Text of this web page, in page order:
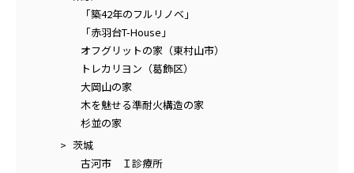
「築42年のフルリノベ」
「赤羽台T-House」
オフグリットの家（東村山市）
トレカリヨン（葛飾区）
大岡山の家
木を魅せる準耐火構造の家
杉並の家
茨城
古河市 Ｉ診療所